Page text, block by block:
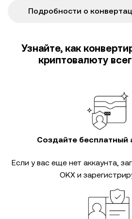
Подробности о
Узнайте, как
криптовалюту
Создайте бесплатный
Если у вас еще нет аккаунта,
OKX и